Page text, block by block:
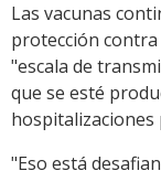
Las vacunas
protección
"escala de
que se esté
hospitalizaciones
"Eso está